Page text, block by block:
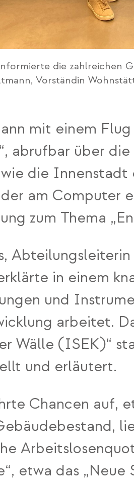
die zahlreichen
Vorständin
mit einem
abrufbar über
die Innenstadt
am Computer
zum Thema
in einem
und
arbeitet.
Wälle (ISEK)“
und erläutert.
Chancen auf,
etwa das